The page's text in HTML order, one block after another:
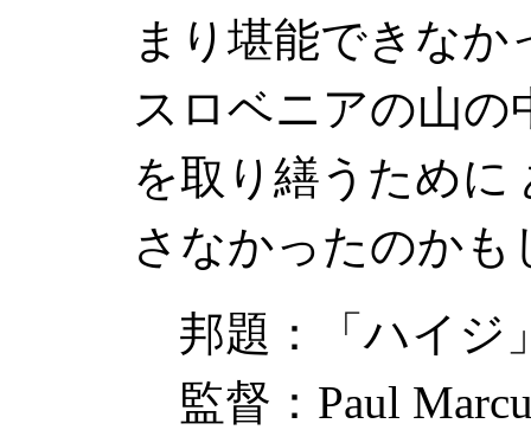
まり堪能できな
スロベニアの山
を取り繕うために
さなかったのかも
邦題：「ハイジ
監督： Paul